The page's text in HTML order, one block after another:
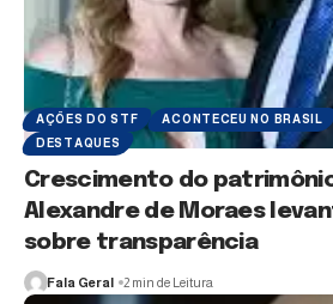
AÇÕES DO STF ACONTECEU NO BRASIL
DESTAQUES
Crescimento do
Alexandre de Moraes
sobre transparência
Fala Geral 2 min de Leitura